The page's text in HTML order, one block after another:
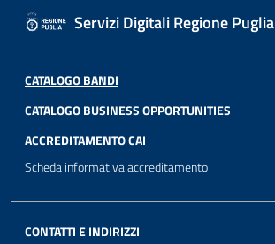
Servizi Digitali Regione Puglia
CATALOGO BANDI
CATALOGO BUSINESS OPPORTUNITIES
ACCREDITAMENTO CAI
Scheda informativa accreditamento
CONTATTI E INDIRIZZI